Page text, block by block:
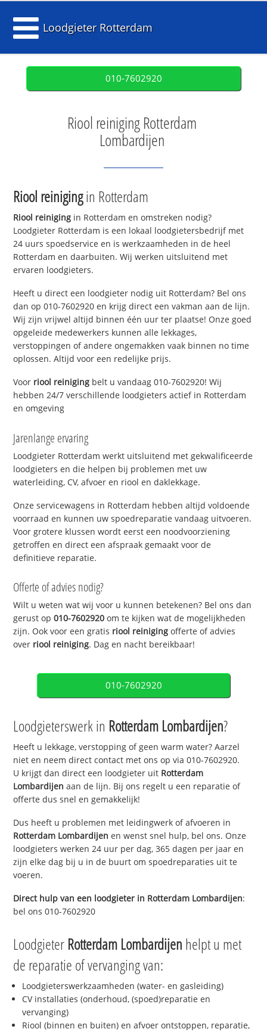
Loodgieter Rotterdam
010-7602920
Riool reiniging Rotterdam
Lombardijen
Riool reinigingin Rotterdam
Riool reiniging in Rotterdam en omstreken nodig?
Loodgieter Rotterdam is een lokaal loodgietersbedrijf met
24 uurs spoedservice en is werkzaamheden in de heel
Rotterdam en daarbuiten. Wij werken uitsluitend met
ervaren loodgieters.
Heeft u direct een loodgieter nodig uit Rotterdam? Bel ons
dan op 010-7602920 en krijg direct een vakman aan de lijn.
Wij zijn vrijwel altijd binnen één uur ter plaatse! Onze goed
opgeleide medewerkers kunnen alle lekkages,
verstoppingen of andere ongemakken vaak binnen no time
oplossen. Altijd voor een redelijke prijs.
Voor riool reiniging belt u vandaag 010-7602920! Wij
hebben 24/7 verschillende loodgieters actief in Rotterdam
en omgeving
Jarenlange ervaring
Loodgieter Rotterdam werkt uitsluitend met gekwalificeerde
loodgieters en die helpen bij problemen met uw
waterleiding, CV, afvoer en riool en daklekkage.
Onze servicewagens in Rotterdam hebben altijd voldoende
voorraad en kunnen uw spoedreparatie vandaag uitvoeren.
Voor grotere klussen wordt eerst een noodvoorziening
getroffen en direct een afspraak gemaakt voor de
definitieve reparatie.
Offerte of advies nodig?
Wilt u weten wat wij voor u kunnen betekenen? Bel ons dan
gerust op010-7602920 om te kijken wat de mogelijkheden
zijn. Ook voor een gratis riool reiniging offerte of advies
over riool reiniging. Dag en nacht bereikbaar!
010-7602920
Loodgieterswerk in Rotterdam Lombardijen?
Heeft u lekkage, verstopping of geen warm water? Aarzel
niet en neem direct contact met ons op via 010-7602920.
U krijgt dan direct een loodgieter uit Rotterdam
Lombardijen aan de lijn. Bij ons regelt u een reparatie of
offerte dus snel en gemakkelijk!
Dus heeft u problemen met leidingwerk of afvoeren in
Rotterdam Lombardijen en wenst snel hulp, bel ons. Onze
loodgieters werken 24 uur per dag, 365 dagen per jaar en
zijn elke dag bij u in de buurt om spoedreparaties uit te
voeren.
Direct hulp van een loodgieter in Rotterdam Lombardijen:
bel ons 010-7602920
Loodgieter Rotterdam Lombardijen helpt u met
de reparatie of vervanging van:
Loodgieterswerkzaamheden (water- en gasleiding)
CV installaties (onderhoud, (spoed)reparatie en
vervanging)
Riool (binnen en buiten) en afvoer ontstoppen, reparatie,